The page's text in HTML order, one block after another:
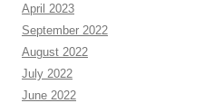
April 2023
September 2022
August 2022
July 2022
June 2022